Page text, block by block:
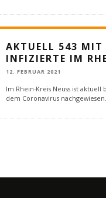
AKTUELL 543 MIT
INFIZIERTE IM
12. FEBRUAR 2021
Im Rhein-Kreis Neuss ist
dem Coronavirus